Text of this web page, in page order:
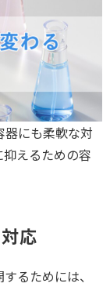
にも柔軟な対
えるための容
応
るためには、